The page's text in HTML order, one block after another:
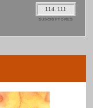
114.111
SUSCRIPTORES